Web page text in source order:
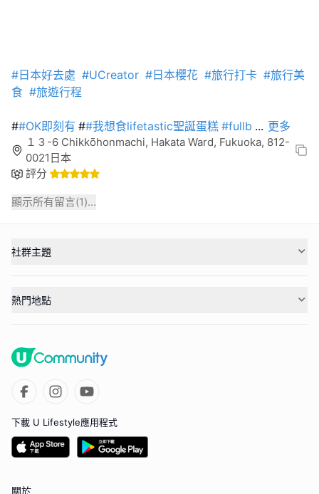
#日本好去處 #UCreator #日本櫻花 #旅行打卡 #旅行美
食 #旅遊行程
##OK即刻有 ##我想食lifetastic聖誕蛋糕 #fullb ... 更多
１３-6 Chikkōhonmachi, Hakata Ward, Fukuoka, 812-
0021日本
評分
顯示所有留言(1)...
社群主題
熱門地點
下載 U Lifestyle應用程式
關於